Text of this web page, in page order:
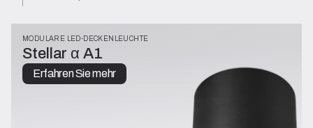
MODULARE LED-DECKENLEUCHTE
Stellar α A1
Erfahren Sie mehr